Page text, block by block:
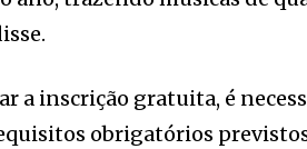
a inscrição gratuita, é
obrigatórios